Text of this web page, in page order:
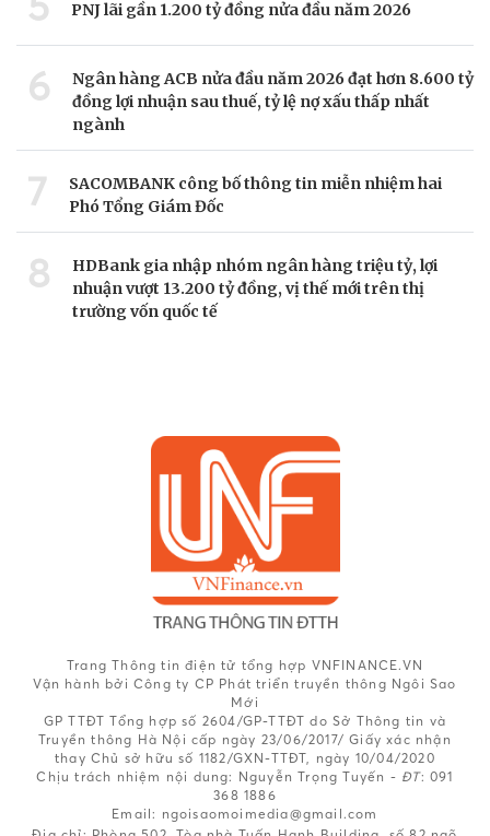
PNJ lãi gần 1.200 tỷ đồng nửa đầu năm 2026
6
Ngân hàng ACB nửa đầu năm 2026 đạt hơn 8.600 tỷ
đồng lợi nhuận sau thuế, tỷ lệ nợ xấu thấp nhất
ngành
7
SACOMBANK công bố thông tin miễn nhiệm hai
Phó Tổng Giám Đốc
8
HDBank gia nhập nhóm ngân hàng triệu tỷ, lợi
nhuận vượt 13.200 tỷ đồng, vị thế mới trên thị
trường vốn quốc tế
Trang Thông tin điện tử tổng hợp VNFINANCE.VN
Vận hành bởi Công ty CP Phát triển truyền thông Ngôi Sao
Mới
GP TTĐT Tổng hợp số 2604/GP-TTĐT do Sở Thông tin và
Truyền thông Hà Nội cấp ngày 23/06/2017/ Giấy xác nhận
thay Chủ sở hữu số 1182/GXN-TTĐT, ngày 10/04/2020
Chịu trách nhiệm nội dung: Nguyễn Trọng Tuyến - ĐT: 091
368 1886
Email: ngoisaomoimedia@gmail.com